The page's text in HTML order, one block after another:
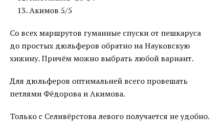
Акимов 5/5
Со всех маршрутов гуманные спуски от пешкаруса
до простых дюльферов обратно на Науковскую
хижину. Причём можно выбрать любой вариант.
Для дюльферов оптимальней всего провешать
петлями Фёдорова и Акимова.
Только с Селивёрстова левого получается не удобно.